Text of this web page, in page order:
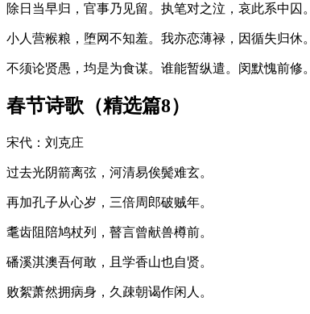
除日当早归，官事乃见留。执笔对之泣，哀此系中囚。
小人营糇粮，堕网不知羞。我亦恋薄禄，因循失归休。
不须论贤愚，均是为食谋。谁能暂纵遣。闵默愧前修。
春节诗歌（精选篇8）
宋代：刘克庄
过去光阴箭离弦，河清易俟鬓难玄。
再加孔子从心岁，三倍周郎破贼年。
耄齿阻陪鸠杖列，瞽言曾献兽樽前。
磻溪淇澳吾何敢，且学香山也自贤。
败絮萧然拥病身，久疎朝谒作闲人。